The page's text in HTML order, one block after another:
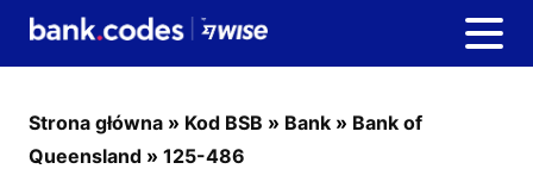
Strona główna » Kod BSB » Bank » Bank of
Queensland » 125-486